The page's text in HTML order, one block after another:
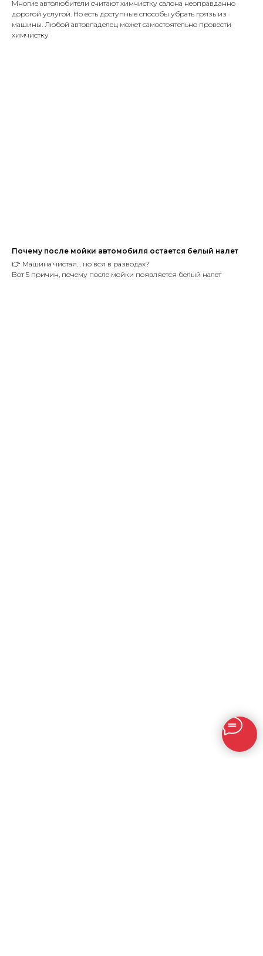
Многие автолюбители считают химчистку салона неоправданно
дорогой услугой. Но есть доступные способы убрать грязь из
машины. Любой автовладелец может самостоятельно провести
химчистку
Почему после мойки автомобиля остается белый налет
👉 Машина чистая… но вся в разводах?
Вот 5 причин, почему после мойки появляется белый налет